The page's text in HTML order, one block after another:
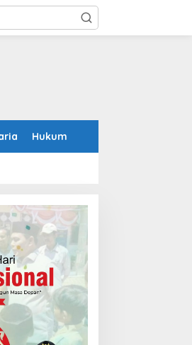
Hukum